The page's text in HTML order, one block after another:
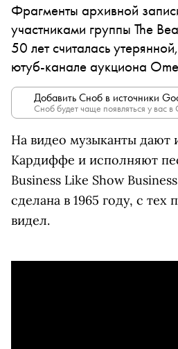
Фрагменты архивной
участниками группы The
50 лет считалась утерянной,
ютуб-канале аукциона
Добавить Сноб в источники
Сноб будет чаще появляться у вас в
На видео музыканты дают
Кардиффе и исполняют
Business Like Show
сделана в 1965 году, с тех
видел.